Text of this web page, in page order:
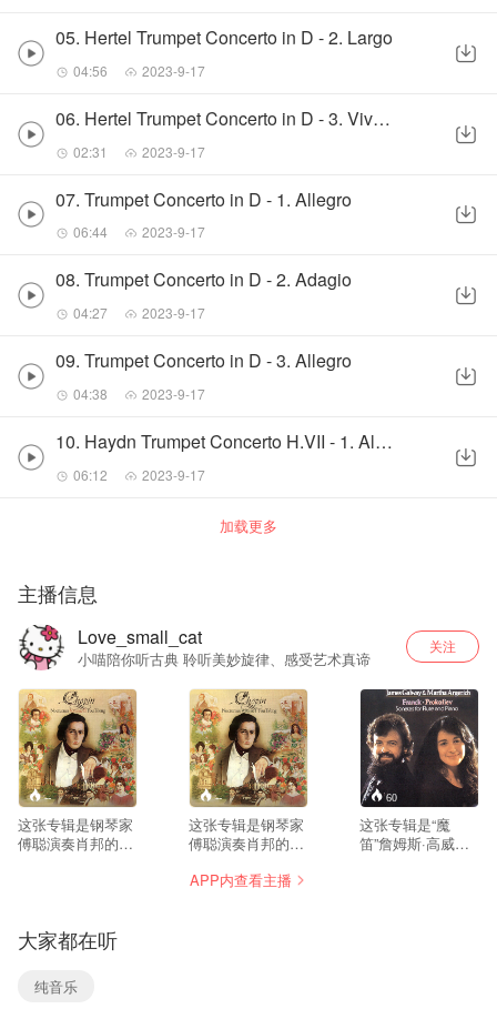
05. Hertel Trumpet Concerto in D - 2. Largo
04:56 2023-9-17
06. Hertel Trumpet Concerto in D - 3. Vivace
02:31 2023-9-17
07. Trumpet Concerto in D - 1. Allegro
06:44 2023-9-17
08. Trumpet Concerto in D - 2. Adagio
04:27 2023-9-17
09. Trumpet Concerto in D - 3. Allegro
04:38 2023-9-17
10. Haydn Trumpet Concerto H.VII - 1. Allegro
06:12 2023-9-17
加载更多
主播信息
Love_small_cat
小喵陪你听古典 聆听美妙旋律、感受艺术真谛
关注
--
这张专辑是钢琴家
傅聪演奏肖邦的10
曲，情绪更复杂、
织体厚重，悲剧
性、沉思感更强。
傅聪以东方美学理
--
这张专辑是钢琴家
傅聪演奏肖邦的11
非常独特的版本，
60
这张专辑是“魔
笛”詹姆斯·高威与
APP内查看主播
大家都在听
纯音乐